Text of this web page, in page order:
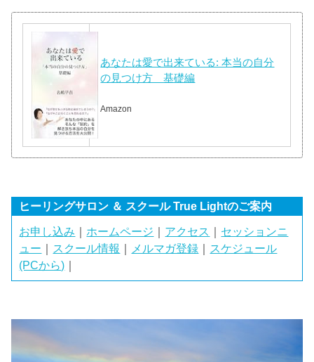
あなたは愛で出来ている: 本当の自分
の見つけ方 基礎編
Amazon
ヒーリングサロン ＆ スクール True Lightのご案内
お申し込み ｜ ホームページ ｜ アクセス ｜ セッションニ
ュー ｜ スクール情報 ｜ メルマガ登録 ｜ スケジュール
(PCから) ｜